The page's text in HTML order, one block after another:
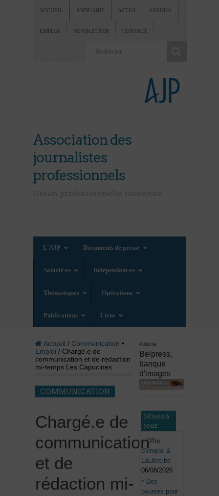
ACCUEIL ANNUAIRE ACTUS AGENDA
EMPLOI NEWSLETTER CONTACT
Association des
journalistes
professionnels
L’AJP Documents de presse
Salarié·es Indépendant·es
Thématiques Opérations
Publications Liens
Accueil / Communication •
Emploi / Chargé.e de
communication et de rédaction
mi-temps Les Capucines
COMMUNICATION
Chargé.e de
communication
et de
rédaction mi-
Publicité
Belpress,
banque
d'images
Mises à
jour
Offre
d’emploi à
LaLibre.be
06/08/2026
Des
bourses pour